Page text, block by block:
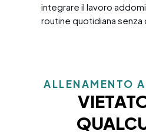
integrare il lavoro
routine quotidiana senza
ALLENAMENTO